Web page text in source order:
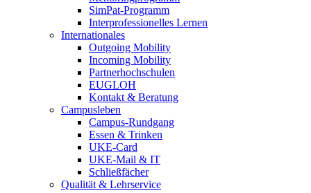
SimPat-Programm
Interprofessionelles Lernen
Internationales
Outgoing Mobility
Incoming Mobility
Partnerhochschulen
EUGLOH
Kontakt & Beratung
Campusleben
Campus-Rundgang
Essen & Trinken
UKE-Card
UKE-Mail & IT
Schließfächer
Qualität & Lehrservice